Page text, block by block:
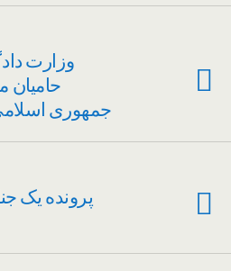
وزارت
حامیان
جمهوری
پرونده یک